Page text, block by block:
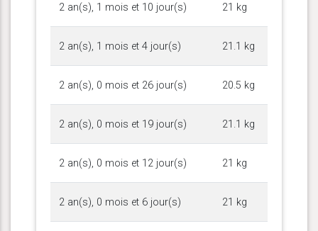
2 an(s), 1 mois et 10 jour(s) 21 kg
2 an(s), 1 mois et 4 jour(s) 21.1 kg
2 an(s), 0 mois et 26 jour(s) 20.5 kg
2 an(s), 0 mois et 19 jour(s) 21.1 kg
2 an(s), 0 mois et 12 jour(s) 21 kg
2 an(s), 0 mois et 6 jour(s) 21 kg